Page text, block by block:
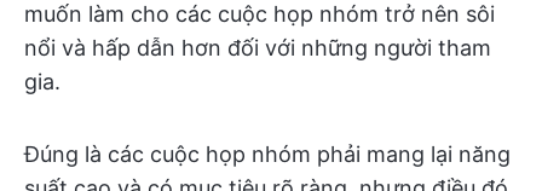
muốn làm cho các cuộc họp nhóm trở nên sôi
nổi và hấp dẫn hơn đối với những người tham
gia.
Đúng là các cuộc họp nhóm phải mang lại năng